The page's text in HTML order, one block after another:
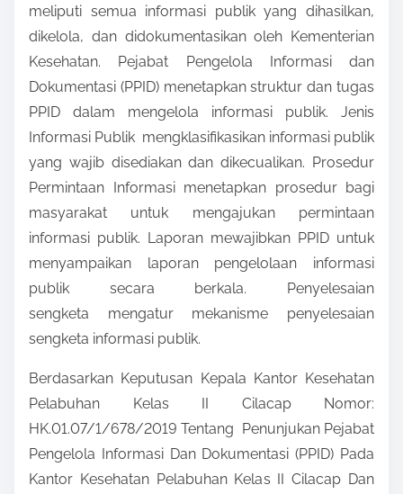
meliputi semua informasi publik yang dihasilkan,
dikelola, dan didokumentasikan oleh Kementerian
Kesehatan. Pejabat Pengelola Informasi dan
Dokumentasi (PPID) menetapkan struktur dan tugas
PPID dalam mengelola informasi publik. Jenis
Informasi Publik mengklasifikasikan informasi publik
yang wajib disediakan dan dikecualikan. Prosedur
Permintaan Informasi menetapkan prosedur bagi
masyarakat untuk mengajukan permintaan
informasi publik. Laporan mewajibkan PPID untuk
menyampaikan laporan pengelolaan informasi
publik secara berkala. Penyelesaian
sengketa mengatur mekanisme penyelesaian
sengketa informasi publik.
Berdasarkan Keputusan Kepala Kantor Kesehatan
Pelabuhan Kelas II Cilacap Nomor:
HK.01.07/1/678/2019 Tentang Penunjukan Pejabat
Pengelola Informasi Dan Dokumentasi (PPID) Pada
Kantor Kesehatan Pelabuhan Kelas II Cilacap Dan